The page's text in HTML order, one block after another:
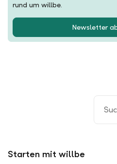
rund um willbe.
Newsletter
Starten mit willbe